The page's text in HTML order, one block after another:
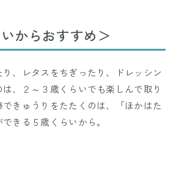
からおすすめ＞
、レタスをちぎったり、ドレッシン
、２～３歳くらいでも楽しんで取り
きゅうりをたたくのは、「ほかはた
きる５歳くらいから。